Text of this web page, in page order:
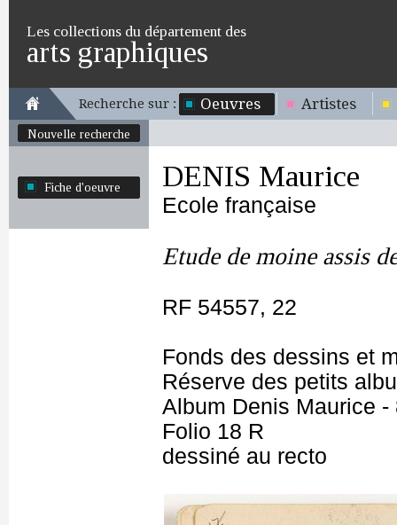
Les collections du département des
arts graphiques
Recherche sur : Oeuvres Artistes
Nouvelle recherche
Fiche d'oeuvre DENIS Maurice
Ecole française
Etude de moine assis
RF 54557, 22
Fonds des dessins et
Réserve des petits
Album Denis Maurice -
Folio 18 R
dessiné au recto